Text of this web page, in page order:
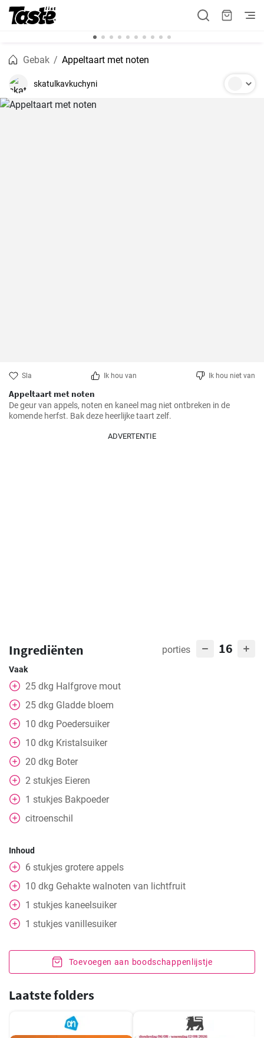
Gebak Appeltaart met noten
skatulkavkuchyni
Sla Ik hou van Ik hou niet van
Appeltaart met noten
De geur van appels, noten en kaneel mag niet ontbreken in de
komende herfst. Bak deze heerlijke taart zelf.
ADVERTENTIE
Ingrediënten porties 16
Vaak
25 dkg Halfgrove mout
25 dkg Gladde bloem
10 dkg Poedersuiker
10 dkg Kristalsuiker
20 dkg Boter
2 stukjes Eieren
1 stukjes Bakpoeder
citroenschil
Inhoud
6 stukjes grotere appels
10 dkg Gehakte walnoten van lichtfruit
1 stukjes kaneelsuiker
1 stukjes vanillesuiker
Toevoegen aan boodschappenlijstje
Laatste folders